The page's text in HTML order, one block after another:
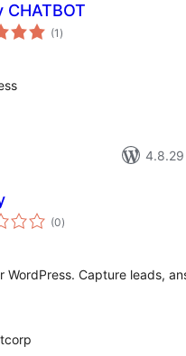
CHATBOT
(1 कुल
दर)
4.8.29
(0कुल
दर)
Capture leads,